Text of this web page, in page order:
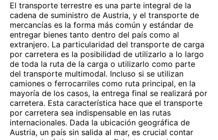
El transporte terrestre es una parte integral de la
cadena de suministro de Austria, y el transporte de
mercancías es la forma más común y estándar de
entregar bienes tanto dentro del país como al
extranjero. La particularidad del transporte de carga
por carretera es la posibilidad de utilizarlo a lo largo
de toda la ruta de la carga o utilizarlo como parte
del transporte multimodal. Incluso si se utilizan
camiones o ferrocarriles como ruta principal, en la
mayoría de los casos, la entrega final se realizará por
carretera. Esta característica hace que el transporte
por carretera sea indispensable en las rutas
internacionales. Dada la ubicación geográfica de
Austria, un país sin salida al mar, es crucial contar